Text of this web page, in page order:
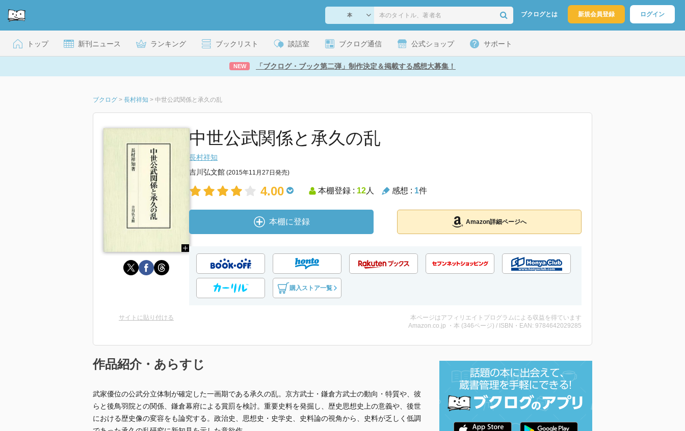
ブクログとは 新規会員登録 ログイン
トップ 新刊ニュース ランキング ブックリスト 談話室 ブクログ通信 公式ショップ サポート
NEW 「ブクログ・ブック第二弾」制作決定＆掲載する感想大募集！
ブクログ > 長村祥知 > 中世公武関係と承久の乱
中世公武関係と承久の乱
長村祥知
吉川弘文館 (2015年11月27日発売)
4.00 本棚登録 : 12人 感想 : 1件
本棚に登録 Amazon詳細ページへ
購入ストア一覧
サイトに貼り付ける
本ページはアフィリエイトプログラムによる収益を得ています
Amazon.co.jp ・本 (346ページ) / ISBN・EAN: 9784642029285
作品紹介・あらすじ
武家優位の公武分立体制が確定した一画期である承久の乱。京方武士・鎌倉方武士の動向・特質や、彼
らと後鳥羽院との関係、鎌倉幕府による賞罰を検討。重要史料を発掘し、歴史思想史上の意義や、後世
における歴史像の変容をも論究する。政治史、思想史・史学史、史料論の視角から、史料が乏しく低調